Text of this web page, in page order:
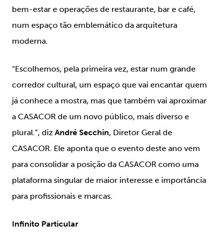
bem-estar e operações de restaurante, bar e café,
num espaço tão emblemático da arquitetura
moderna.
“Escolhemos, pela primeira vez, estar num grande
corredor cultural, um espaço que vai encantar quem
já conhece a mostra, mas que também vai aproximar
a CASACOR de um novo público, mais diverso e
plural.”, diz André Secchin, Diretor Geral de
CASACOR. Ele aponta que o evento deste ano vem
para consolidar a posição da CASACOR como uma
plataforma singular de maior interesse e importância
para profissionais e marcas.
Infinito Particular